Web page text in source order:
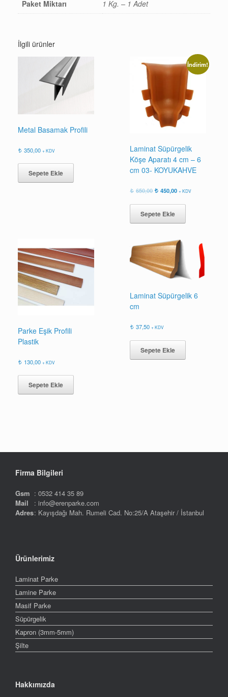
Paket Miktarı
1 Kg. – 1 Adet
İlgili ürünler
Metal Basamak Profili
350,00 + KDV
Sepete Ekle
İndirim!
Laminat Süpürgelik
Köşe Aparatı 4 cm – 6
cm 03- KOYUKAHVE
650,00 Orijinal
650,00.
450,00Şu
fiyat:
+ KDV
Sepete Ekle
Parke Eşik Profili
Plastik
130,00 + KDV
Sepete Ekle
Laminat Süpürgelik 6
cm
37,50 + KDV
Sepete Ekle
Firma Bilgileri
Gsm : 0532 414 35 89
Mail
: info@erenparke.com
Adres: Kayışdağı Mah. Rumeli Cad. No:25/A Ataşehir / İstanbul
Ürünlerimiz
Laminat Parke
Lamine Parke
Masif Parke
Süpürgelik
Kapron (3mm-5mm)
Şilte
Hakkımızda